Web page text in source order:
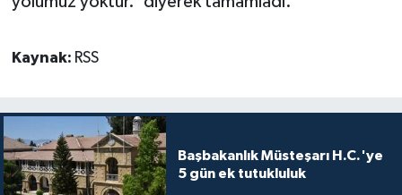
Kaynak: RSS
Başbakanlık Müsteşarı H.C.'ye
5 gün ek tutukluluk